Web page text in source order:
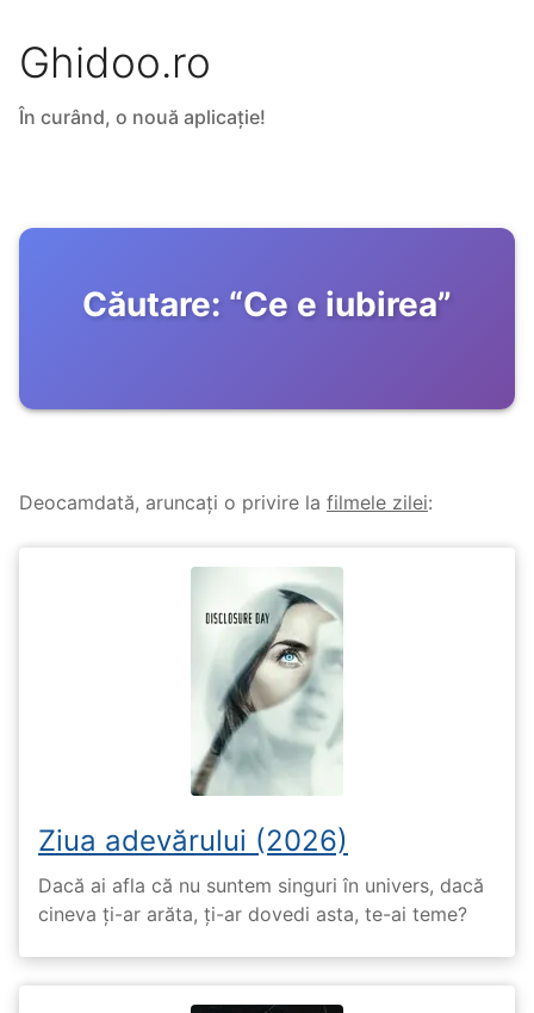
Ghidoo.ro
În curând, o nouă aplicație!
Căutare: “Ce e iubirea”
Deocamdată, aruncați o privire la filmele zilei:
Ziua adevărului (2026)
Dacă ai afla că nu suntem singuri în univers, dacă
cineva ți-ar arăta, ți-ar dovedi asta, te-ai teme?